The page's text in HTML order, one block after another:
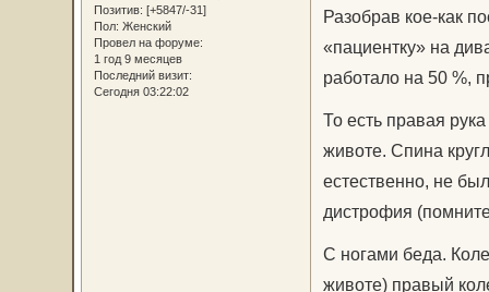
Позитив: [+5847/-31]
Пол: Женский
Провел на форуме:
1 год 9 месяцев
Последний визит:
Сегодня 03:22:02
Разобрав кое-как
«пациентку» на
работало на 50 %,
То есть правая
животе. Спина
естественно, не
дистрофия
С ногами беда.
животе) правый